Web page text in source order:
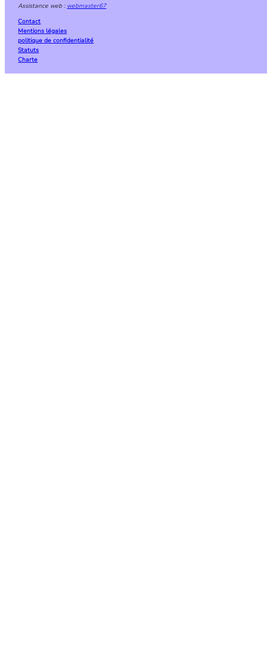
Assistance web : webmaster67
Contact
Mentions légales
politique de confidentialité
Statuts
Charte